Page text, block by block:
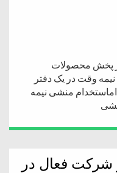
پخش محصولات
وقت در یک دفتر
منشی نیمه
شرکت فعال در